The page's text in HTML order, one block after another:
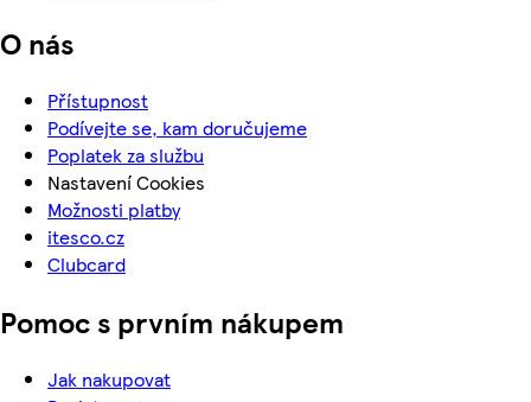
O nás
Přístupnost
Podívejte se, kam doručujeme
Poplatek za službu
Nastavení Cookies
Možnosti platby
itesco.cz
Clubcard
Pomoc s prvním nákupem
Jak nakupovat